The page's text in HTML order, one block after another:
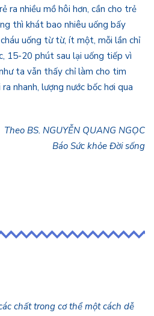
ra nhiều mồ hôi hơn, cần cho trẻ
thì khát bao nhiêu uống bấy
uống từ từ, ít một, mỗi lần chỉ
15-20 phút sau lại uống tiếp vì
ta vẫn thấy chỉ làm cho tim
nhanh, lượng nước bốc hơi qua
Theo BS. NGUYỄN QUANG NGỌC
Báo Sức khỏe Đời sống
chất trong cơ thể một cách dễ